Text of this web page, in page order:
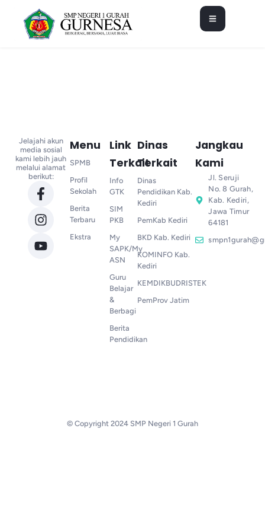
Jelajahi akun
media sosial
kami lebih jauh
melalui alamat
berikut:
Menu
SPMB
Profil
Sekolah
Berita
Terbaru
Ekstra
Link
Terkait
Info
GTK
SIM
PKB
My
SAPK/My
ASN
Guru
Belajar
&
Berbagi
Berita
Pendidikan
Dinas
Terkait
Dinas
Pendidikan Kab.
Kediri
PemKab Kediri
BKD Kab. Kediri
KOMINFO Kab.
Kediri
KEMDIKBUDRISTEK
PemProv Jatim
Jangkau
Kami
Jl. Seruji
No. 8 Gurah,
Kab. Kediri,
Jawa Timur
64181
© Copyright 2024 SMP Negeri 1 Gurah